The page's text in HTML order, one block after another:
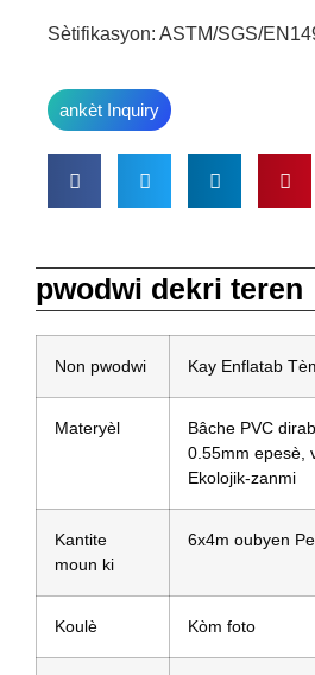
Sètifikasyon: ASTM/SGS/
ankèt Inquiry
pwodwi dekri teren
Non pwodwi Kay Enflatab
Materyèl
Bâche PVC
0.55mm epesè,
Ekolojik-zanmi
Kantite
moun ki
6x4m oubyen
Koulè Kòm foto